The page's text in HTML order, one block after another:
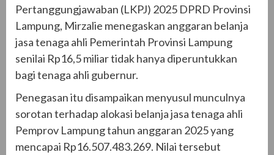
Pertanggungjawaban (LKPJ) 2025 DPRD Provinsi
Lampung, Mirzalie menegaskan anggaran belanja
jasa tenaga ahli Pemerintah Provinsi Lampung
senilai Rp16,5 miliar tidak hanya diperuntukkan
bagi tenaga ahli gubernur.
Penegasan itu disampaikan menyusul munculnya
sorotan terhadap alokasi belanja jasa tenaga ahli
Pemprov Lampung tahun anggaran 2025 yang
mencapai Rp16.507.483.269. Nilai tersebut